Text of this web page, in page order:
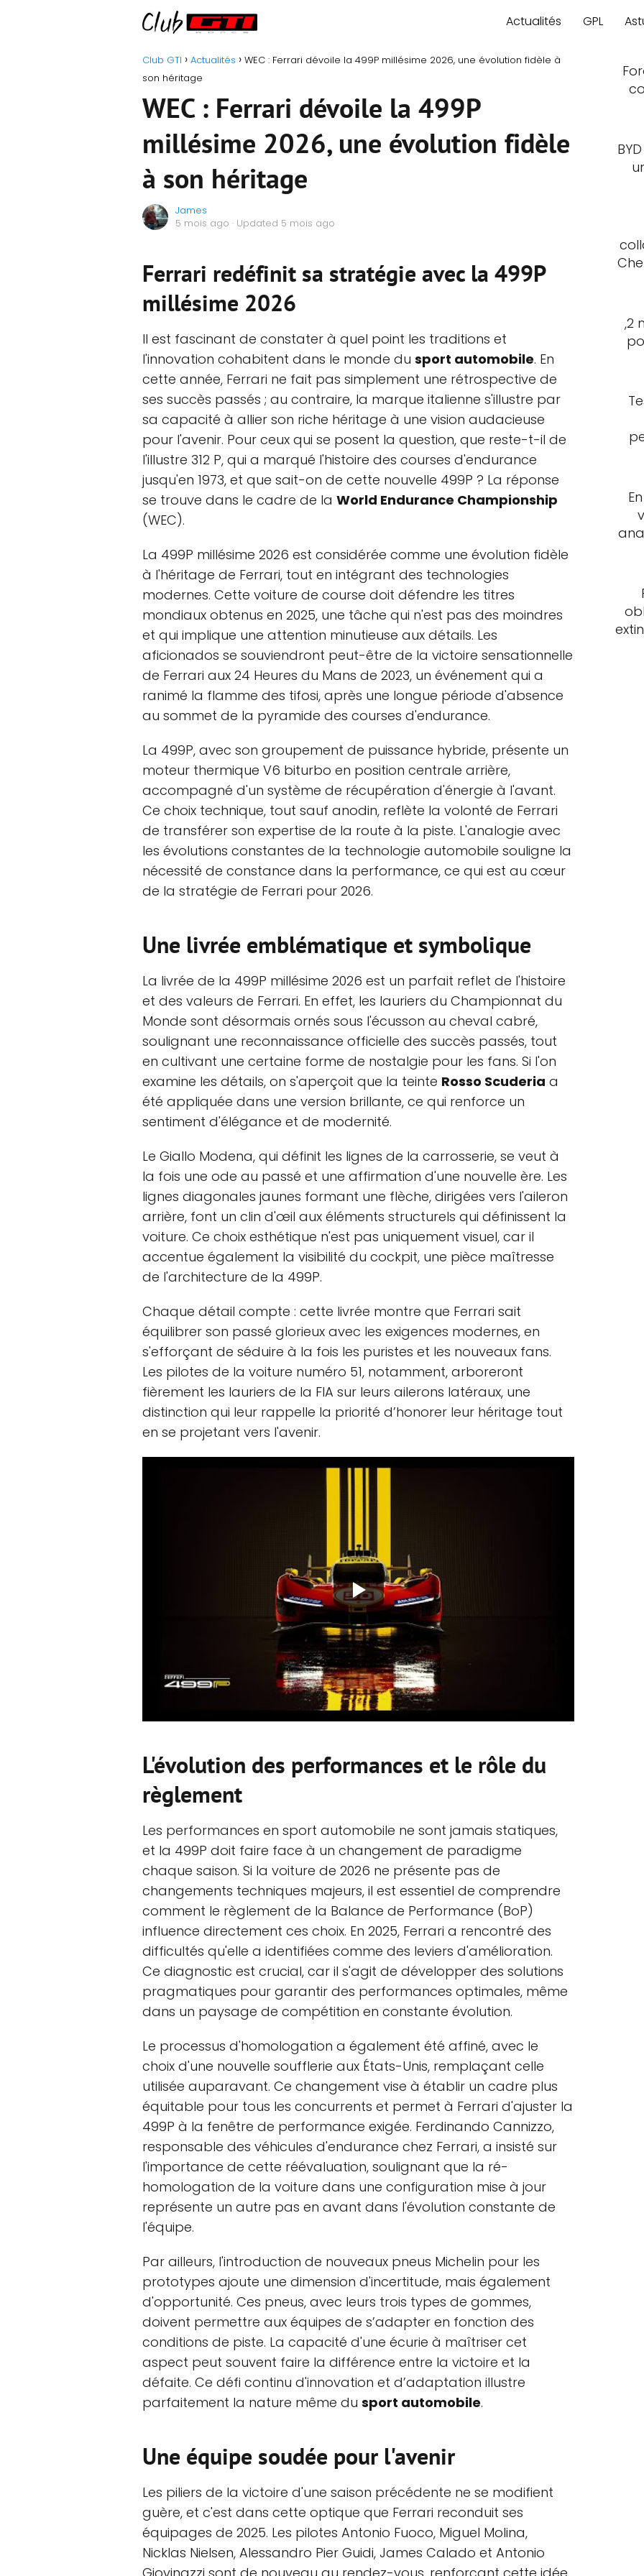
Actualités GPL
Club GTI Actualités
WEC : Ferrari dévoile la 499P millésime 2026, une évolution fidèle à
son héritage
WEC : Ferrari dévoile la 499P
millésime 2026, une évolution fidèle
à son héritage
James
5 mois ago · Updated 5 mois ago
Ferrari redéfinit sa stratégie avec la 499P
millésime 2026
Il est fascinant de constater à quel point les traditions et
l'innovation cohabitent dans le monde du sport automobile. En
cette année, Ferrari ne fait pas simplement une rétrospective de
ses succès passés ; au contraire, la marque italienne s'illustre par
sa capacité à allier son riche héritage à une vision audacieuse
pour l'avenir. Pour ceux qui se posent la question, que reste-t-il de
l'illustre 312 P, qui a marqué l'histoire des courses d'endurance
jusqu'en 1973, et que sait-on de cette nouvelle 499P ? La réponse
se trouve dans le cadre de la World Endurance Championship
(WEC).
La 499P millésime 2026 est considérée comme une évolution fidèle
à l'héritage de Ferrari, tout en intégrant des technologies
modernes. Cette voiture de course doit défendre les titres
mondiaux obtenus en 2025, une tâche qui n'est pas des moindres
et qui implique une attention minutieuse aux détails. Les
aficionados se souviendront peut-être de la victoire sensationnelle
de Ferrari aux 24 Heures du Mans de 2023, un événement qui a
ranimé la flamme des tifosi, après une longue période d'absence
au sommet de la pyramide des courses d'endurance.
La 499P, avec son groupement de puissance hybride, présente un
moteur thermique V6 biturbo en position centrale arrière,
accompagné d'un système de récupération d'énergie à l'avant.
Ce choix technique, tout sauf anodin, reflète la volonté de Ferrari
de transférer son expertise de la route à la piste. L'analogie avec
les évolutions constantes de la technologie automobile souligne la
nécessité de constance dans la performance, ce qui est au cœur
de la stratégie de Ferrari pour 2026.
Une livrée emblématique et symbolique
La livrée de la 499P millésime 2026 est un parfait reflet de l'histoire
et des valeurs de Ferrari. En effet, les lauriers du Championnat du
Monde sont désormais ornés sous l'écusson au cheval cabré,
soulignant une reconnaissance officielle des succès passés, tout
en cultivant une certaine forme de nostalgie pour les fans. Si l'on
examine les détails, on s'aperçoit que la teinte Rosso Scuderia a
été appliquée dans une version brillante, ce qui renforce un
sentiment d'élégance et de modernité.
Le Giallo Modena, qui définit les lignes de la carrosserie, se veut à
la fois une ode au passé et une affirmation d'une nouvelle ère. Les
lignes diagonales jaunes formant une flèche, dirigées vers l'aileron
arrière, font un clin d'œil aux éléments structurels qui définissent la
voiture. Ce choix esthétique n'est pas uniquement visuel, car il
accentue également la visibilité du cockpit, une pièce maîtresse
de l'architecture de la 499P.
Chaque détail compte : cette livrée montre que Ferrari sait
équilibrer son passé glorieux avec les exigences modernes, en
s'efforçant de séduire à la fois les puristes et les nouveaux fans.
Les pilotes de la voiture numéro 51, notamment, arboreront
fièrement les lauriers de la FIA sur leurs ailerons latéraux, une
distinction qui leur rappelle la priorité d’honorer leur héritage tout
en se projetant vers l'avenir.
L'évolution des performances et le rôle du
règlement
Les performances en sport automobile ne sont jamais statiques,
et la 499P doit faire face à un changement de paradigme
chaque saison. Si la voiture de 2026 ne présente pas de
changements techniques majeurs, il est essentiel de comprendre
comment le règlement de la Balance de Performance (BoP)
influence directement ces choix. En 2025, Ferrari a rencontré des
difficultés qu'elle a identifiées comme des leviers d'amélioration.
Ce diagnostic est crucial, car il s'agit de développer des solutions
pragmatiques pour garantir des performances optimales, même
dans un paysage de compétition en constante évolution.
Le processus d'homologation a également été affiné, avec le
choix d'une nouvelle soufflerie aux États-Unis, remplaçant celle
utilisée auparavant. Ce changement vise à établir un cadre plus
équitable pour tous les concurrents et permet à Ferrari d'ajuster la
499P à la fenêtre de performance exigée. Ferdinando Cannizzo,
responsable des véhicules d'endurance chez Ferrari, a insisté sur
l'importance de cette réévaluation, soulignant que la ré-
homologation de la voiture dans une configuration mise à jour
représente un autre pas en avant dans l'évolution constante de
l'équipe.
Par ailleurs, l'introduction de nouveaux pneus Michelin pour les
prototypes ajoute une dimension d'incertitude, mais également
d'opportunité. Ces pneus, avec leurs trois types de gommes,
doivent permettre aux équipes de s’adapter en fonction des
conditions de piste. La capacité d'une écurie à maîtriser cet
aspect peut souvent faire la différence entre la victoire et la
défaite. Ce défi continu d'innovation et d’adaptation illustre
parfaitement la nature même du sport automobile.
Une équipe soudée pour l'avenir
Les piliers de la victoire d'une saison précédente ne se modifient
guère, et c'est dans cette optique que Ferrari reconduit ses
équipages de 2025. Les pilotes Antonio Fuoco, Miguel Molina,
Nicklas Nielsen, Alessandro Pier Guidi, James Calado et Antonio
,2